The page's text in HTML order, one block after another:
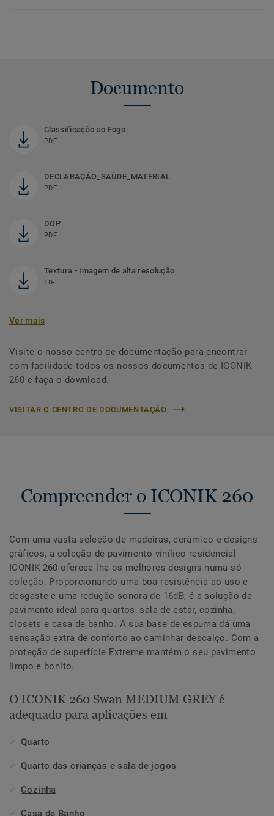
Documento
Classificação ao Fogo
PDF
DECLARAÇÃO_SAÚDE_MATERIAL
PDF
DOP
PDF
Textura - Imagem de alta resolução
TIF
Ver mais
Visite o nosso centro de documentação para encontrar
com facilidade todos os nossos documentos de ICONIK
260 e faça o download.
VISITAR O CENTRO DE DOCUMENTAÇÃO
Compreender o ICONIK 260
Com uma vasta seleção de madeiras, cerâmico e designs
gráficos, a coleção de pavimento vinílico residencial
ICONIK 260 oferece-lhe os melhores designs numa só
coleção. Proporcionando uma boa resistência ao uso e
desgaste e uma redução sonora de 16dB, é a solução de
pavimento ideal para quartos, sala de estar, cozinha,
closets e casa de banho. A sua base de espuma dá uma
sensação extra de conforto ao caminhar descalço. Com a
proteção de superfície Extreme mantém o seu pavimento
limpo e bonito.
O ICONIK 260 Swan MEDIUM GREY é
adequado para aplicações em
Quarto
Quarto das crianças e sala de jogos
Cozinha
Casa de Banho